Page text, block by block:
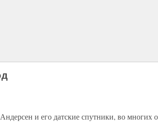
и его датские спутники, во многих